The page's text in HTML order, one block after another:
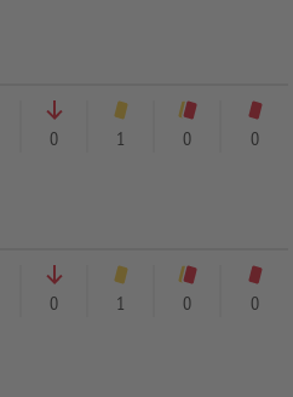
0 1 0 0
0 1 0 0